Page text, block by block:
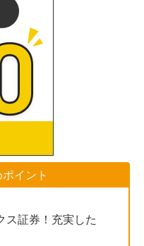
イント
ス証券！充実した